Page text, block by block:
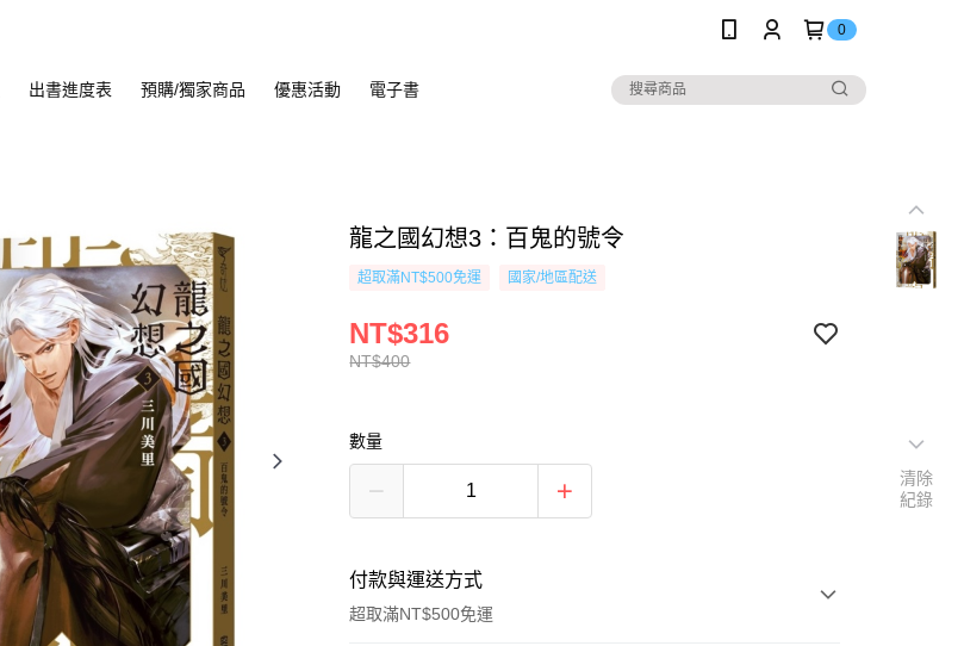
0
出書進度表 預購/獨家商品 優惠活動 電子書
龍之國幻想3：百鬼的號令
超取滿NT$500免運 國家/地區配送
NT$400
NT$316
數量
付款與運送方式
超取滿NT$500免運
清除
紀錄